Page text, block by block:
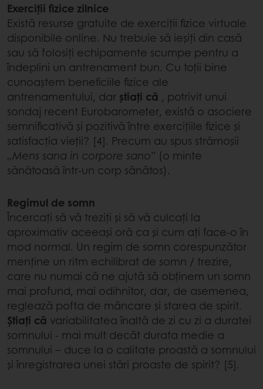
Exerciții fizice zilnice
Există resurse gratuite de exerciții fizice virtuale
disponibile online. Nu trebuie să ieșiți din casă
sau să folosiți echipamente scumpe pentru a
îndeplini un antrenament bun. Cu toții bine
cunoaștem beneficiile fizice ale
antrenamentului, dar știați că , potrivit unui
sondaj recent Eurobarometer, există o asociere
semnificativă și pozitivă între exercițiile fizice și
satisfacția vieții? [4]. Precum au spus strămoșii
„Mens sana in corpore sano” (o minte
sănătoasă într-un corp sănătos).
Regimul de somn
Încercați să vă treziți și să vă culcați la
aproximativ aceeași oră ca și cum ați face-o în
mod normal. Un regim de somn corespunzător
menține un ritm echilibrat de somn / trezire,
care nu numai că ne ajută să obținem un somn
mai profund, mai odihnitor, dar, de asemenea,
reglează pofta de mâncare și starea de spirit.
Știați că variabilitatea înaltă de zi cu zi a duratei
somnului - mai mult decât durata medie a
somnului – duce la o calitate proastă a somnului
și înregistrarea unei stări proaste de spirit? [5].